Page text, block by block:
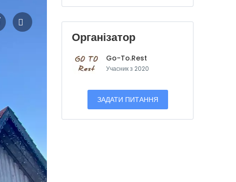
Організатор
Go-To.Rest
Учасник з 2020
ЗАДАТИ ПИТАННЯ